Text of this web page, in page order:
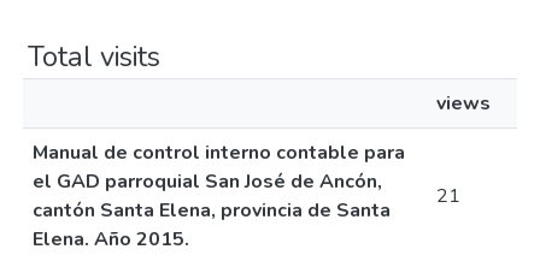
Total visits
views
Manual de control interno contable para
el GAD parroquial San José de Ancón,
cantón Santa Elena, provincia de Santa
Elena. Año 2015.
21